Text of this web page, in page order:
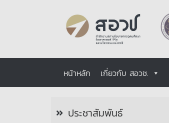
หน้าหลัก เกี่ยวกับ สอวช.
ประชาสัมพันธ์